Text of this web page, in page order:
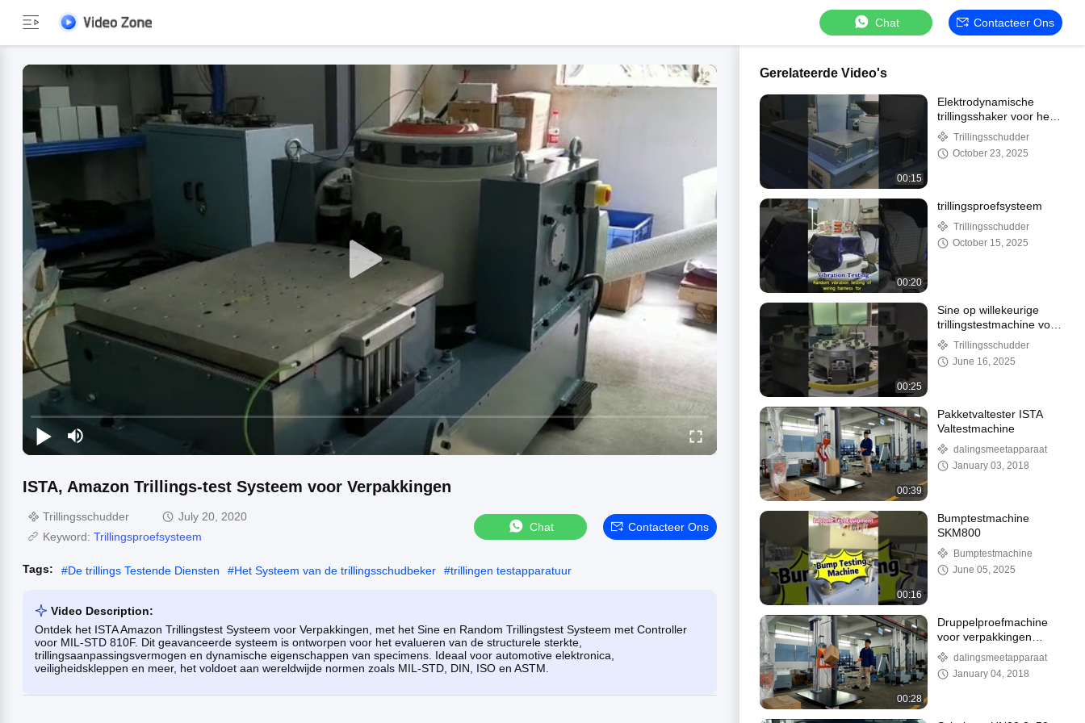
Chat Contacteer Ons
ISTA, Amazon Trillings-test Systeem voor Verpakkingen
Trillingsschudder
July 20, 2020
Keyword: Trillingsproefsysteem
Chat Contacteer Ons
Tags: #De trillings Testende Diensten #Het Systeem van de trillingsschudbeker #trillingen testapparatuur
Video Description:
Ontdek het ISTA Amazon Trillingstest Systeem voor Verpakkingen, met het Sine en Random Trillingstest Systeem met Controller
voor MIL-STD 810F. Dit geavanceerde systeem is ontworpen voor het evalueren van de structurele sterkte,
trillingsaanpassingsvermogen en dynamische eigenschappen van specimens. Ideaal voor automotive elektronica,
veiligheidskleppen en meer, het voldoet aan wereldwijde normen zoals MIL-STD, DIN, ISO en ASTM.
Gerelateerde Video's
00:15
Elektrodynamische
trillingsshaker voor het
testen van
vliegtuigonderdelen
Voldoet aan MIL-STD-
Trillingsschudder
October 23, 2025
00:20
trillingsproefsysteem
Trillingsschudder
October 15, 2025
00:25
Sine op willekeurige
trillingstestmachine voor
batterijlaboratoriumtest
Trillingsschudder
June 16, 2025
00:39
Pakketvaltester ISTA
Valtestmachine
dalingsmeetapparaat
January 03, 2018
00:16
Bumptestmachine
SKM800
Bumptestmachine
June 05, 2025
00:28
Druppelproefmachine
voor verpakkingen
voldoet aan ISTA,
ASTM-testnormen
dalingsmeetapparaat
January 04, 2018